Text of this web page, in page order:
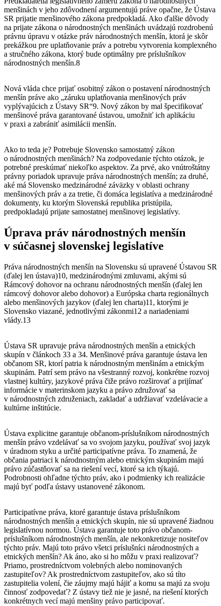
menšinách v jeho zdôvodnení argumentujú práve opačne, že Ústava
SR prijatie menšinového zákona predpokladá. Ako ďalšie dôvody
na prijate zákona o národnostných menšinách uvádzajú rozdrobenú
právnu úpravu v otázke práv národnostných menšín, ktorá je skôr
prekážkou pre uplatňovanie práv a potrebu vytvorenia komplexného
a stručného zákona, ktorý bude optimálny pre príslušníkov
národnostných menšín.8
Nová vláda chce prijať osobitný zákon o postavení národnostných
menšín práve ako „záruku uplatňovania menšinových práv
vyplývajúcich z Ústavy SR“9. Nový zákon by mal špecifikovať
menšinové práva garantované ústavou, umožniť ich aplikáciu
v praxi a zabrániť asimilácii menšín.
Ako to teda je? Potrebuje Slovensko samostatný zákon
o národnostných menšinách? Na zodpovedanie týchto otázok, je
potrebné preskúmať niekoľko aspektov. Za prvé, ako vnútroštátny
právny poriadok upravuje práva národnostných menšín; za druhé,
aké má Slovensko medzinárodné záväzky v oblasti ochrany
menšinových práv a za tretie, či domáca legislatíva a medzinárodné
dokumenty, ku ktorým Slovenská republika pristúpila,
predpokladajú prijate samostatnej menšinovej legislatívy.
Úprava práv národnostných menšín
v súčasnej slovenskej legislatíve
Práva národnostných menšín na Slovensku sú upravené Ústavou SR
(ďalej len ústava)10, medzinárodnými zmluvami, akými sú
Rámcový dohovor na ochranu národnostných menšín (ďalej len
rámcový dohovor alebo dohovor) a Európska charta regionálnych
alebo menšinových jazykov (ďalej len charta)11, ktorými je
Slovensko viazané, jednotlivými zákonmi12 a nariadeniami
vlády.13
Ústava SR upravuje práva národnostných menšín a etnických
skupín v článkoch 33 a 34. Menšinové práva garantuje ústava len
občanom SR, ktorí patria k národnostným menšinám a etnickým
skupinám. Patrí sem právo na všestranný rozvoj, konkrétne rozvoj
vlastnej kultúry, jazykové práva čiže právo rozširovať a prijímať
informácie v materinskom jazyku a právo združovať sa
v národnostných združeniach, zakladať a udržiavať vzdelávacie a
kultúrne inštitúcie.
Ústava explicitne garantuje občanom-príslušníkom národnostných
menšín právo vzdelávať sa vo svojom jazyku, používať svoj jazyk
v úradnom styku a určité participatívne práva. To znamená, že
občania patriaci k národnostným alebo etnickým skupinám majú
právo zúčastňovať sa na riešení vecí, ktoré sa ich týkajú.
Podrobnosti ohľadne týchto práv, ako i podmienky ich realizácie
majú byť podľa ústavy ustanovené zákonom.
Participatívne práva, ktoré garantuje ústava príslušníkom
národnostných menšín a etnických skupín, nie sú upravené žiadnou
legislatívnou normou. Ústava garantuje toto právo občanom-
príslušníkom národnostných menšín, ale nekonkretizuje nositeľov
týchto práv. Majú toto právo všetci príslušníci národnostných a
etnických menšín? Ak áno, ako si ho môžu v praxi realizovať?
Priamo, prostredníctvom volebných alebo nominovaných
zastupiteľov? Ak prostredníctvom zastupiteľov, ako sú títo
zastupitelia volení, čie záujmy majú hájiť a komu sa majú za svoju
činnosť zodpovedať? Z ústavy tiež nie je jasné, na riešení ktorých
konkrétnych vecí majú menšiny právo participovať.